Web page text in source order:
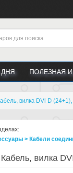
ПОЛЕЗНАЯ
вилка DVI-D
> Кабели
вилка